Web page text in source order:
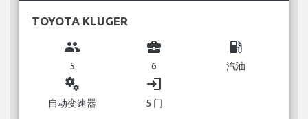
TOYOTA KLUGER
group
5
business_center
6
local_gas_station
汽油
miscellaneous_services
自动变速器
login
5 门